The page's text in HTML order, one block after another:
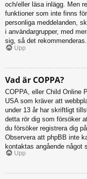
och/eller läsa inlägg. Men
funktioner som inte finns
personliga meddelanden,
i användargrupper, med
sig, så det rekommenderas.
Upp
Vad är COPPA?
COPPA, eller Child Online
USA som kräver att
under 13 år har skriftligt
detta rör dig som försöker
du försöker registrera dig
Observera att phpBB inte
kontaktas angående något
Upp